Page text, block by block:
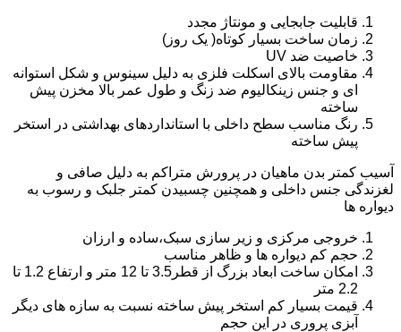
قابلیت جابجایی و مونتاژ مجدد
زمان ساخت بسیار کوتاه( یک روز)
خاصیت ضد UV
مقاومت بالای اسکلت فلزی به دلیل سینوس و شکل استوانه
ای و جنس زینکالیوم ضد زنگ و طول عمر بالا مخزن پیش
ساخته
رنگ مناسب سطح داخلی با استانداردهای بهداشتی در استخر
پیش ساخته
آسیب کمتر بدن ماهیان در پرورش متراکم به دلیل صافی و
لغزندگی جنس داخلی و همچنین چسبیدن کمتر جلبک و رسوب به
دیواره ها
خروجی مرکزی و زیر سازی سبک،ساده و ارزان
حجم کم دیواره ها و ظاهر مناسب
امکان ساخت ابعاد بزرگ از قطر3.5 تا 12 متر و ارتفاع 1.2 تا
2.2 متر
قیمت بسیار کم استخر پیش ساخته نسبت به سازه های دیگر
آبزی پروری در این حجم